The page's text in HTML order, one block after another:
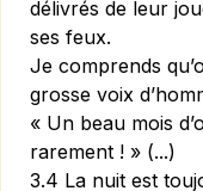
délivrés de leur
ses feux.
Je comprends
grosse voix
« Un beau mois
rarement ! » (...)
3.4 La nuit est